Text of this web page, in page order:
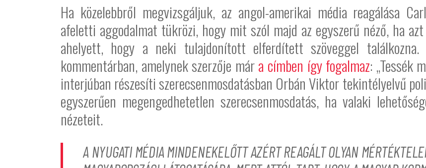
Ha közelebbről megvizsgáljuk, az angol-amerikai média reagálása
afeletti aggodalmat tükrözi, hogy mit szól majd az egyszerű néző, ha
ahelyett, hogy a neki tulajdonított elferdített szöveggel
kommentárban, amelynek szerzője mára címben így fogalmaz: „Tessék
interjúban részesíti szerecsenmosdatásban Orbán Viktor tekintélyelvű
egyszerűen megengedhetetlen szerecsenmosdatás, ha valaki
nézeteit.
A NYUGATI MÉDIA MINDENEKELŐTT AZÉRT REAGÁLT OLYAN